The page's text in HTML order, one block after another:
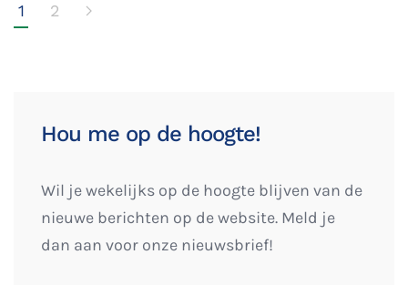
1 2
Hou me op de hoogte!
Wil je wekelijks op de hoogte blijven van de
nieuwe berichten op de website. Meld je
dan aan voor onze nieuwsbrief!